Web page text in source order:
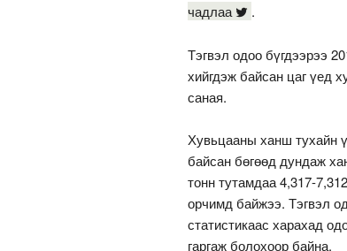
чадлаа
.
Тэгвэл одоо бүгдээрээ
хийгдэж байсан цаг үед
саная.
Хувьцааны ханш тухайн
байсан бөгөөд дундаж
тонн тутамдаа 4,317-
орчимд байжээ. Тэгвэл
статистикаас харахад
гаргаж болохоор байна.